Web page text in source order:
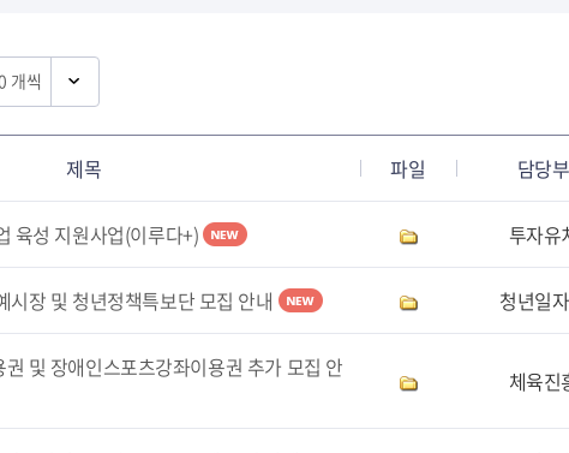
제목 파일 담당
육성 지원사업(이루다+) 투자유
장 및 청년정책특보단 모집 안내 청년일
및 장애인스포츠강좌이용권 추가 모집 안
체육진